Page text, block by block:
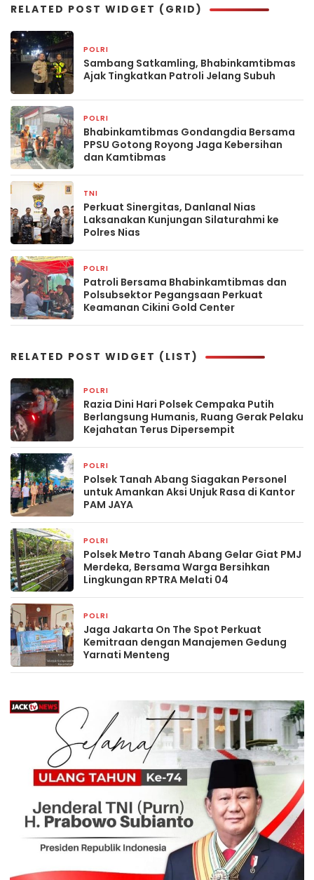
RELATED POST WIDGET (GRID)
POLRI
Sambang Satkamling, Bhabinkamtibmas
Ajak Tingkatkan Patroli Jelang Subuh
POLRI
Bhabinkamtibmas Gondangdia Bersama
PPSU Gotong Royong Jaga Kebersihan
dan Kamtibmas
TNI
Perkuat Sinergitas, Danlanal Nias
Laksanakan Kunjungan Silaturahmi ke
Polres Nias
POLRI
Patroli Bersama Bhabinkamtibmas dan
Polsubsektor Pegangsaan Perkuat
Keamanan Cikini Gold Center
RELATED POST WIDGET (LIST)
POLRI
Razia Dini Hari Polsek Cempaka Putih
Berlangsung Humanis, Ruang Gerak Pelaku
Kejahatan Terus Dipersempit
POLRI
Polsek Tanah Abang Siagakan Personel
untuk Amankan Aksi Unjuk Rasa di Kantor
PAM JAYA
POLRI
Polsek Metro Tanah Abang Gelar Giat PMJ
Merdeka, Bersama Warga Bersihkan
Lingkungan RPTRA Melati 04
POLRI
Jaga Jakarta On The Spot Perkuat
Kemitraan dengan Manajemen Gedung
Yarnati Menteng